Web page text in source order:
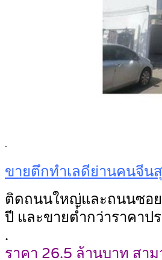
.
ขายตึกทำเลดีย่านคนจีน
ติดถนนใหญ่และถนนซอย
ปี และขายต่ำกว่าราคาป
.
ราคา 26.5 ล้านบาท สา